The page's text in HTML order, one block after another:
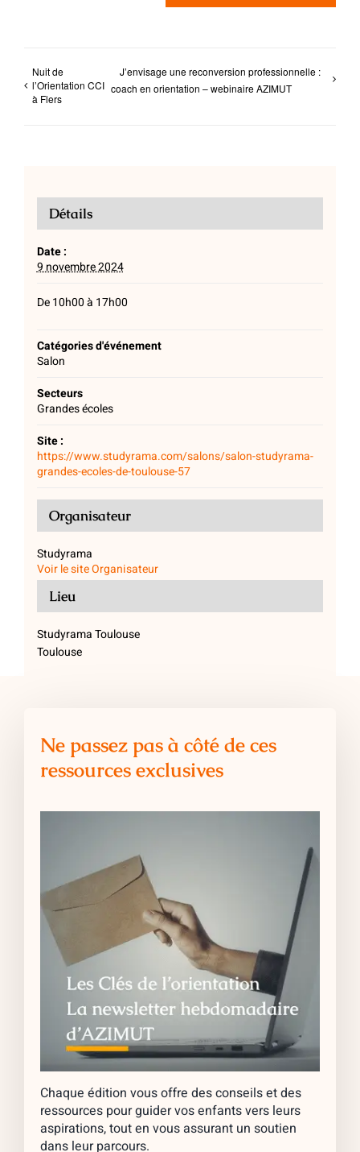
Nuit de
l’Orientation CCI
à Flers
J’envisage une reconversion professionnelle :
coach en orientation – webinaire AZIMUT
Détails
Date :
9 novembre 2024
De 10h00 à 17h00
Catégories d'événement
Salon
Secteurs
Grandes écoles
Site :
https://www.studyrama.com/salons/salon-studyrama-
grandes-ecoles-de-toulouse-57
Lieu
Studyrama Toulouse
Toulouse
Organisateur
Studyrama
Voir le site Organisateur
Ne passez pas à côté de ces
ressources exclusives
Chaque édition vous offre des conseils et des
ressources pour guider vos enfants vers leurs
aspirations, tout en vous assurant un soutien
dans leur parcours.